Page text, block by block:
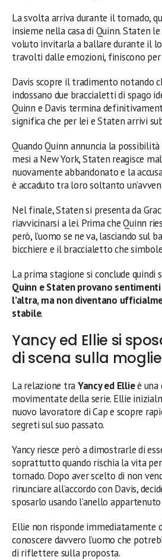
La svolta arriva durante il tornado,
insieme nella casa di Quinn. Staten
voluto invitarla a ballare durante il
travolti dalle emozioni, finiscono per
Davis scopre il tradimento notando
indossano due braccialetti di spago
Quinn e Davis termina
significa che per lei e Staten arrivi
Quando Quinn annuncia la
mesi a New York, Staten reagisce
nuovamente abbandonato e la
è accaduto tra loro soltanto
Nel finale, Staten si presenta da
riavvicinarsi a lei. Prima che Quinn
però, l’uomo se ne va, lasciando sul
bicchiere e il braccialetto che
La prima stagione si conclude quindi
Quinn e Staten provano
l’altra, ma non diventano
stabile.
Yancy ed Ellie si
di scena sulla moglie
La relazione traYancy ed Ellieè una
movimentate della serie. Ellie
nuovo lavoratore di Cap e scopre
segreti sul suo passato.
Yancy riesce però a dimostrarle di
soprattutto quando rischia la vita
tornado. Dopo aver scelto di non
rinunciare all’accordo con Davis,
sposarlo usando l’anello
Ellie non risponde immediatamente
conoscere davvero l’uomo che
di riflettere sulla proposta.